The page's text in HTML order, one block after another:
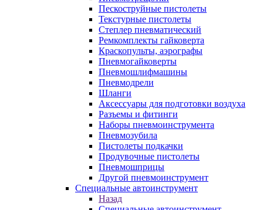
Пескоструйные пистолеты
Текстурные пистолеты
Степлер пневматический
Ремкомплекты гайковерта
Краскопульты, аэрографы
Пневмогайковерты
Пневмошлифмашины
Пневмодрели
Шланги
Аксессуары для подготовки воздуха
Разъемы и фитинги
Наборы пневмоинструмента
Пневмозубила
Пистолеты подкачки
Продувочные пистолеты
Пневмошприцы
Другой пневмоинструмент
Специальные автоинструмент
Назад